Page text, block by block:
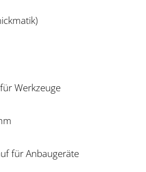
Werkzeuge
für Anbaugeräte